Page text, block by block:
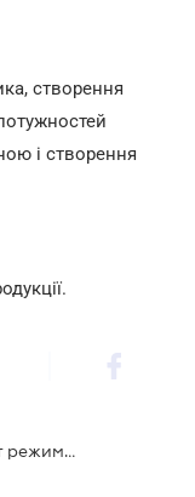
створення
і створення
Мінагрополітики оприлюднило проект режиму рибальства у 2018 році